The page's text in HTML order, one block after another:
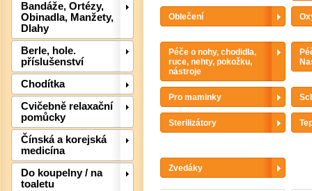
Bandáže, Ortézy,
Obinadla, Manžety,
Dlahy
Berle, hole.
příslušenství
Chodítka
Cvičebně relaxační
pomůcky
Čínská a korejská
medicína
Do koupelny / na
toaletu
Oblečení
Péče o nohy, chodidla,
ruce, nehty, pokožku,
nástroje
Pro maminky
Sterilizátory
Zvedáky